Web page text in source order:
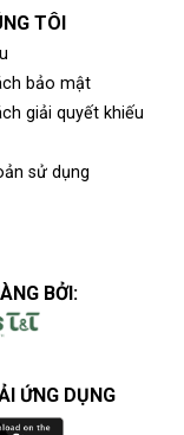
TÔI
bảo mật
giải quyết khiếu
sử dụng
BỞI:
ỨNG DỤNG